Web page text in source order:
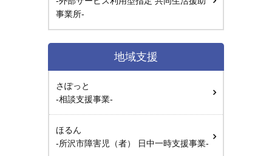
事業所-
地域支援
さぽっと
-相談支援事業-
ほるん
-所沢市障害児（者） 日中一時支援事業-